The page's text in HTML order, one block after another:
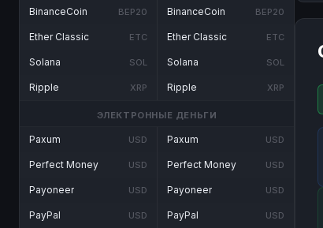
BinanceCoin BEP20
Ether Classic ETC
Solana SOL
Ripple XRP
BinanceCoin BEP20
Ether Classic ETC
Solana SOL
Ripple XRP
ЭЛЕКТРОННЫЕ ДЕНЬГИ
Paxum USD
Perfect Money USD
Payoneer USD
PayPal USD
Paxum USD
Perfect Money USD
Payoneer USD
PayPal USD